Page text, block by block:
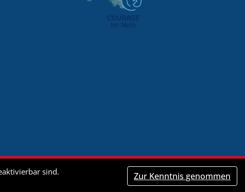
sind.
Zur Kenntnis genommen